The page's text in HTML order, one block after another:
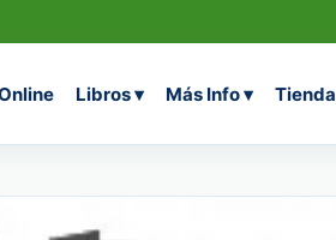
Libros▾ Más Info▾ Tienda